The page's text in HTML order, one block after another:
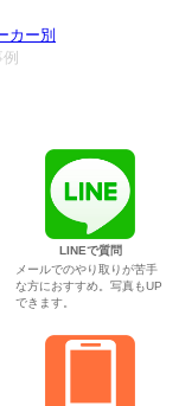
カー別
LINEで質問
メールでのやり取りが苦手
な方におすすめ。写真もUP
できます。